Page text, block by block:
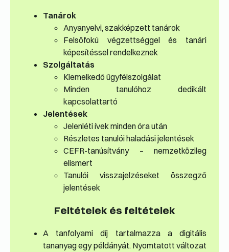
Tanárok
Anyanyelvi, szakképzett tanárok
Felsőfokú végzettséggel és tanári
képesítéssel rendelkeznek
Szolgáltatás
Kiemelkedő ügyfélszolgálat
Minden tanulóhoz dedikált
kapcsolattartó
Jelentések
Jelenléti ívek minden óra után
Részletes tanulói haladási jelentések
CEFR-tanúsítvány – nemzetközileg
elismert
Tanulói visszajelzéseket összegző
jelentések
Feltételek és feltételek
A tanfolyami díj tartalmazza a digitális
tananyag egy példányát. Nyomtatott változat